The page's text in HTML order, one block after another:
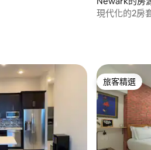
現代化的2房
旅客精選
旅客精選